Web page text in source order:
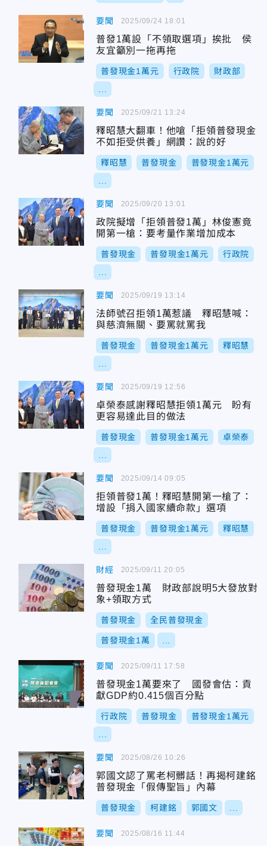
要聞
普發1萬設「不領取選項」挨批 侯
友宜籲別一拖再拖
普發現金1萬元 行政院 財政部
2025/09/24 18:01
要聞
釋昭慧大翻車！他嗆「拒領普發現金
不如拒受供養」網讚：說的好
釋昭慧 普發現金 普發現金1萬元
2025/09/21 13:24
要聞
政院擬增「拒領普發1萬」林俊憲竟
開第一槍：要考量作業增加成本
普發現金 普發現金1萬元 行政院
2025/09/20 13:01
要聞
法師號召拒領1萬惹議 釋昭慧喊：
與慈濟無關、要罵就罵我
普發現金 普發現金1萬元 釋昭慧
2025/09/19 13:14
要聞
卓榮泰感謝釋昭慧拒領1萬元 盼有
更容易達此目的做法
普發現金 普發現金1萬元 卓榮泰
2025/09/19 12:56
要聞
拒領普發1萬！釋昭慧開第一槍了：
增設「捐入國家續命款」選項
普發現金 普發現金1萬元 釋昭慧
2025/09/14 09:05
財經
普發現金1萬 財政部說明5大發放對
象+領取方式
普發現金 全民普發現金
普發現金1萬
2025/09/11 20:05
要聞
普發現金1萬要來了 國發會估：貢
獻GDP約0.415個百分點
行政院 普發現金 普發現金1萬元
2025/09/11 17:58
要聞
郭國文認了罵老柯髒話！再揭柯建銘
普發現金「假傳聖旨」內幕
普發現金 柯建銘 郭國文
2025/08/26 10:26
要聞 2025/08/16 11:44